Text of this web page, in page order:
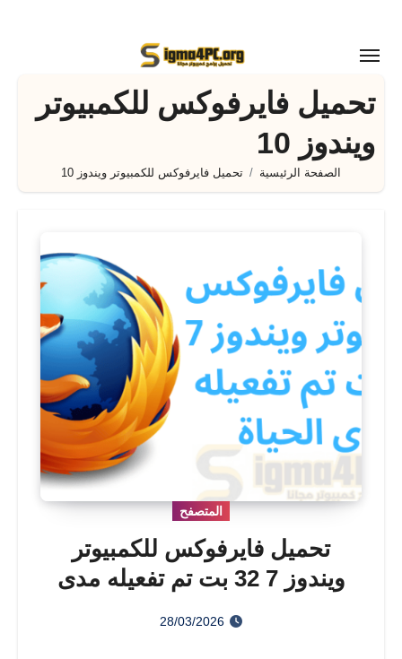
المحتوى
تحميل فايرفوكس للكمبيوتر
ويندوز 10
الصفحة الرئيسية تحميل فايرفوكس للكمبيوتر ويندوز 10
المتصفح
تحميل فايرفوكس للكمبيوتر
ويندوز 7 32 بت تم تفعيله مدى
28/03/2026